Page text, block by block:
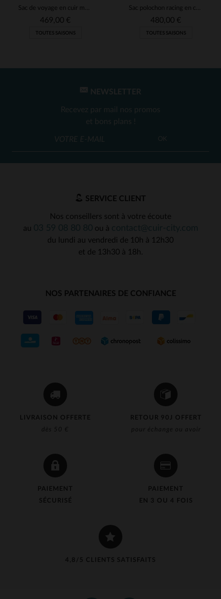
Sac de voyage en cuir marron tortoise avec patchs
469,00 €
TOUTES SAISONS
Sac polochon racing en cuir noir
480,00 €
TOUTES SAISONS
LIVRAISON OFFERTE
dès 50 €
RETOUR 90J OFFERT
pour échange ou avoir
PAIEMENT
SÉCURISÉ
PAIEMENT
EN 3 OU 4 FOIS
4,8/5 CLIENTS SATISFAITS
NEWSLETTER
Recevez par mail nos promos
et bons plans !
OK
SERVICE CLIENT
Nos conseillers sont à votre écoute
au
ou à
du lundi au vendredi de 10h à 12h30
et de 13h30 à 18h.
NOS PARTENAIRES DE CONFIANCE